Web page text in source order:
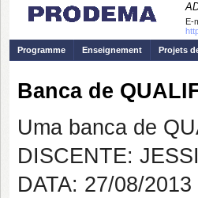
E-
Programme
Enseignement Projets
Banca de
Uma banca de
DISCENTE:
DATA: 27/08/2013